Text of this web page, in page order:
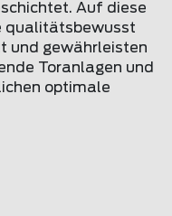
Auf diese
qualitätsbewusst
und gewährleisten
Toranlagen und
optimale